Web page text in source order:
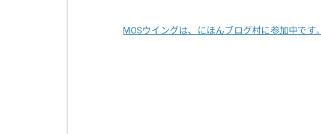
MOSウイングは、にほんブログ村に参加中です。